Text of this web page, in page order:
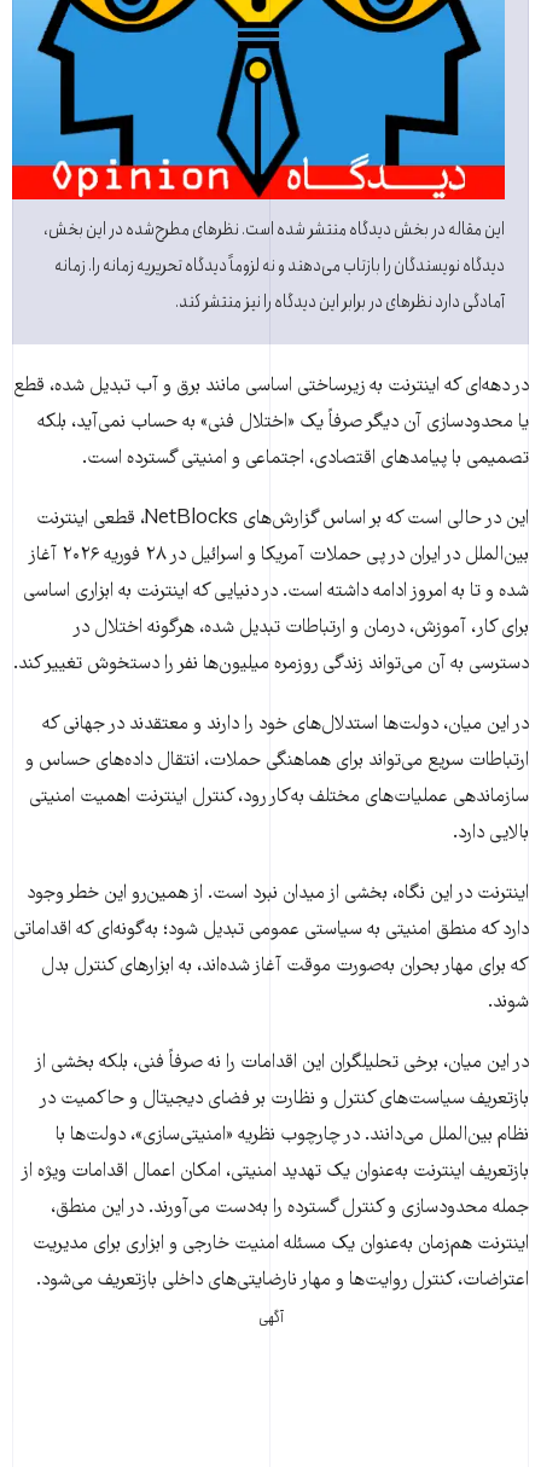
این مقاله در بخش دیدگاه منتشر شده است. نظرهای مطرح‌شده در این بخش،
دیدگاه نویسندگان را بازتاب می‌دهند و نه لزوماً دیدگاه تحریریه زمانه را. زمانه
آمادگی دارد نظرهای در برابر این دیدگاه را نیز منتشر کند.
در دهه‌ای که اینترنت به زیرساختی اساسی مانند برق و آب تبدیل شده، قطع
یا محدودسازی آن دیگر صرفاً یک «اختلال فنی» به حساب نمی‌آید، بلکه
تصمیمی با پیامدهای اقتصادی، اجتماعی و امنیتی گسترده است.
این در حالی است که بر اساس گزارش‌های NetBlocks، قطعی اینترنت
بین‌الملل در ایران در پی حملات آمریکا و اسرائیل در ۲۸ فوریه ۲۰۲۶ آغاز
شده و تا به امروز ادامه داشته است. در دنیایی که اینترنت به ابزاری اساسی
برای کار، آموزش، درمان و ارتباطات تبدیل شده، هرگونه اختلال در
دسترسی به آن می‌تواند زندگی روزمره میلیون‌ها نفر را دستخوش تغییر کند.
در این میان، دولت‌ها استدلال‌های خود را دارند و معتقدند در جهانی که
ارتباطات سریع می‌تواند برای هماهنگی حملات، انتقال داده‌های حساس و
سازماندهی عملیات‌های مختلف به‌کار رود، کنترل اینترنت اهمیت امنیتی
بالایی دارد.
اینترنت در این نگاه، بخشی از میدان نبرد است. از همین‌رو این خطر وجود
دارد که منطق امنیتی به سیاستی عمومی تبدیل شود؛ به‌گونه‌ای که اقداماتی
که برای مهار بحران به‌صورت موقت آغاز شده‌اند، به ابزارهای کنترل بدل
شوند.
در این میان، برخی تحلیلگران این اقدامات را نه صرفاً فنی، بلکه بخشی از
بازتعریف سیاست‌های کنترل و نظارت بر فضای دیجیتال و حاکمیت در
نظام بین‌الملل می‌دانند. در چارچوب نظریه «امنیتی‌سازی»، دولت‌ها با
بازتعریف اینترنت به‌عنوان یک تهدید امنیتی، امکان اعمال اقدامات ویژه از
جمله محدودسازی و کنترل گسترده را به‌دست می‌آورند. در این منطق،
اینترنت هم‌زمان به‌عنوان یک مسئله امنیت خارجی و ابزاری برای مدیریت
اعتراضات، کنترل روایت‌ها و مهار نارضایتی‌های داخلی بازتعریف می‌شود.
آگهی